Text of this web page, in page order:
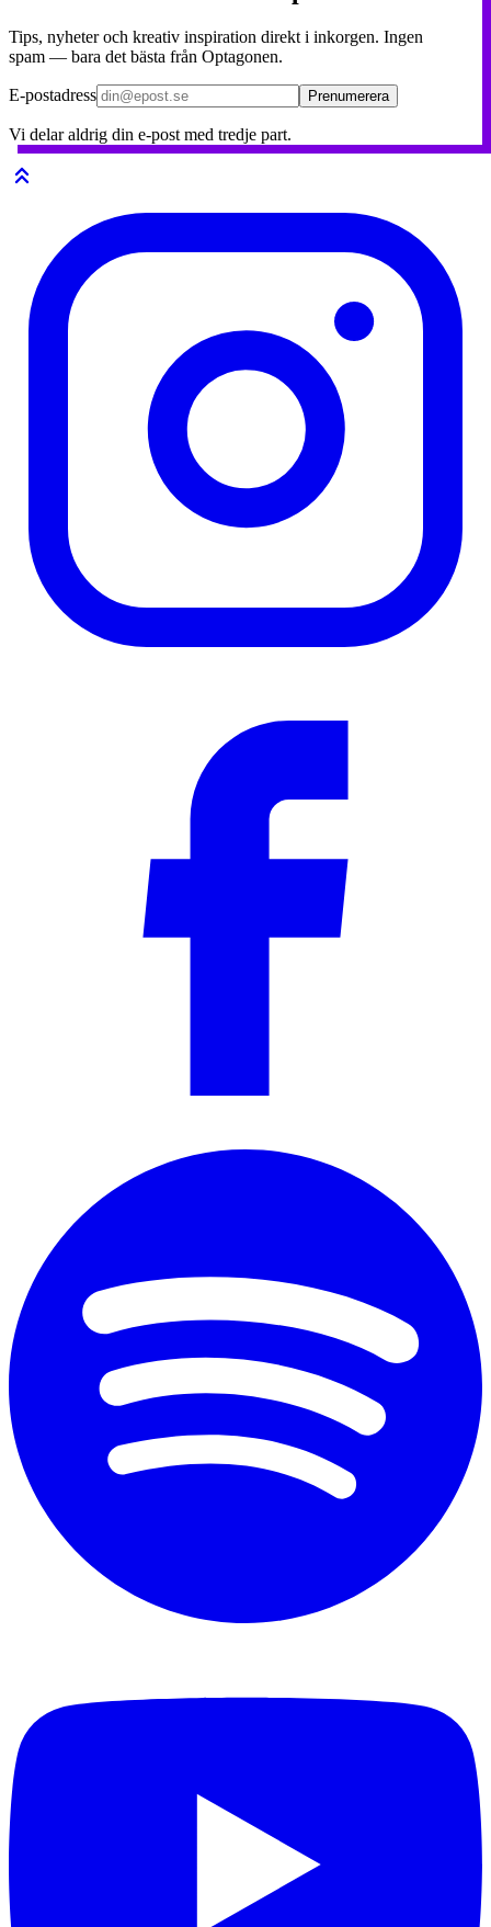
Tips, nyheter och kreativ inspiration direkt i inkorgen. Ingen
spam — bara det bästa från Optagonen.
E-postadress Prenumerera
Vi delar aldrig din e-post med tredje part.